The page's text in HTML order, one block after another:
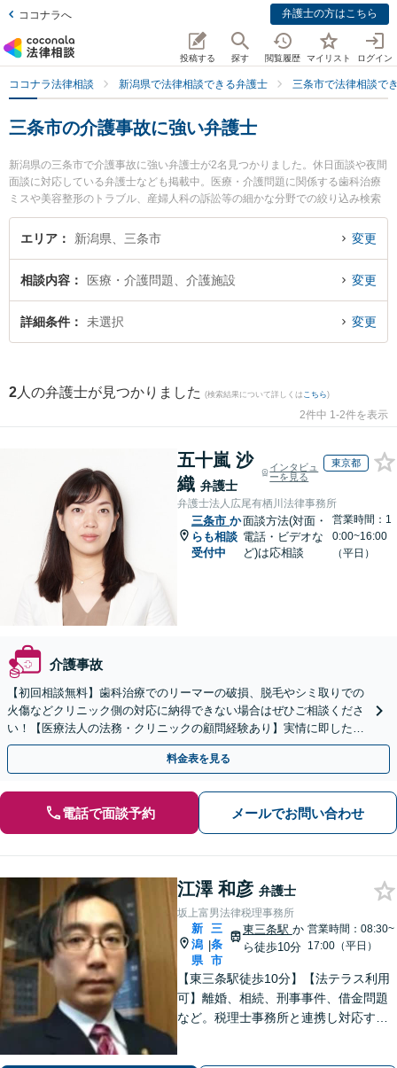
ココナラへ 弁護士の方はこちら
投稿する 探す 閲覧履歴 マイリスト ログイン
ココナラ法律相談 新潟県で法律相談できる弁護士 三条市で法律相談で
三条市の介護事故に強い弁護士
新潟県の三条市で介護事故に強い弁護士が2名見つかりました。休日面談や夜間
面談に対応している弁護士なども掲載中。医療・介護問題に関係する歯科治療
ミスや美容整形のトラブル、産婦人科の訴訟等の細かな分野での絞り込み検索
もでき便利です。特に坂上富男法律税理事務所の江澤 和彦弁護士や弁護士法人
一新総合法律事務所 燕三条事務所の海津 諭弁護士のプロフィール情報や弁護士
績豊富な近くの弁護士を検索したい』『初回相談無料で介護事故を法律相談で
きる三条市内の弁護士に相談予約したい』などでお困りの相談者さんにおすす
めです。
エリア 新潟県、三条市 変更
相談内容 医療・介護問題、介護施設 変更
詳細条件 未選択 変更
2 人の弁護士が見つかりました (検索結果について詳しくは こちら)
2件中 1-2件を表示
五十嵐 沙
織 弁護士
インタビュ
ーを見る
東京都
弁護士法人広尾有栖川法律事務所
三条市 か
らも相談
受付中
面談方法(対面・
電話・ビデオな
ど)は応相談
営業時間：1
0:00~16:00
（平日）
介護事故
【初回相談無料】歯科治療でのリーマーの破損、脱毛やシミ取りでの
火傷などクリニック側の対応に納得できない場合はぜひご相談くださ
い！【医療法人の法務・クリニックの顧問経験あり】実情に即したア
ドバイスで、納得のできるトラブルの解決を目指します。
料金表を見る
電話で面談予約 メールでお問い合わせ
江澤 和彦 弁護士
坂上富男法律税理事務所
新
潟
県
|
三
条
市
東三条駅 か
ら徒歩10分
営業時間：08:30~
17:00（平日）
【東三条駅徒歩10分】【法テラス利用
可】離婚、相続、刑事事件、借金問題
など。税理士事務所と連携し対応する